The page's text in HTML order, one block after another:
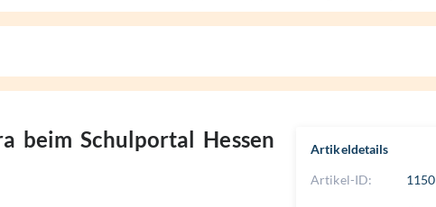
beim Schulportal Hessen
Artikeldetails
Artikel-ID: 1150